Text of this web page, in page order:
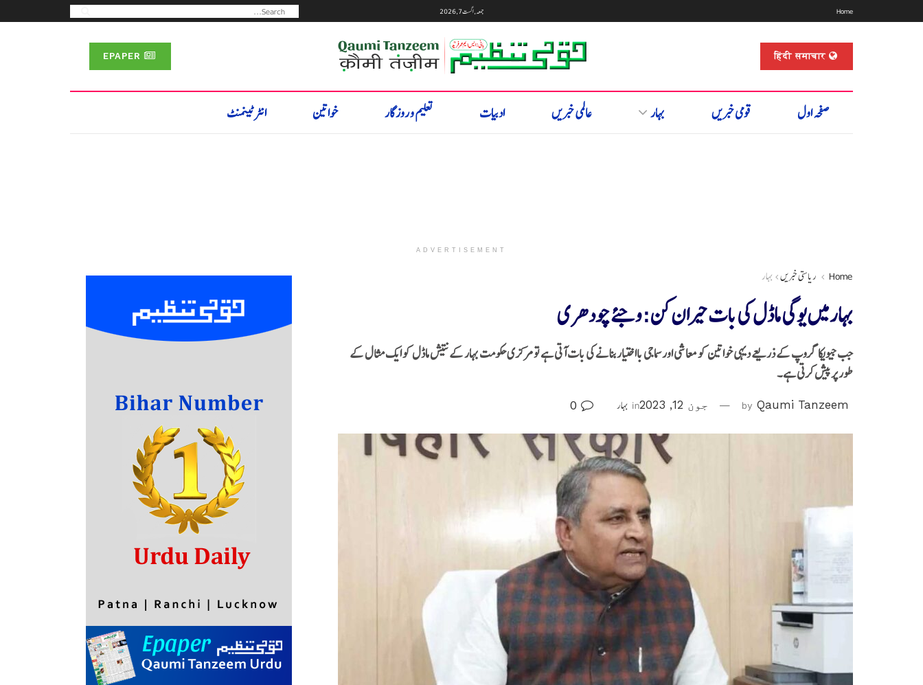
Home جمعہ, اگست 7, 2026
हिंदी समाचार
صفحہ اول قومی خبریں بہار عالمی خبریں ادبیات تعلیم و روزگار خواتین انٹرٹینمنٹ
ADVERTISEMENT
Home ریاستی خبریں بہار
بہارمیں یوگی ماڈل کی بات حیران کن:وجئے چودھری
جب جیویکا گروپ کے ذریعے دیہی خواتین کو معاشی اور سماجی بااختیار بنانے کی بات آتی ہے تو مرکزی حکومت بہار کے نتیش ماڈل کو ایک مثال کے
طور پر پیش کرتی ہے۔
by Qaumi Tanzeem جون 12, 2023 in بہار